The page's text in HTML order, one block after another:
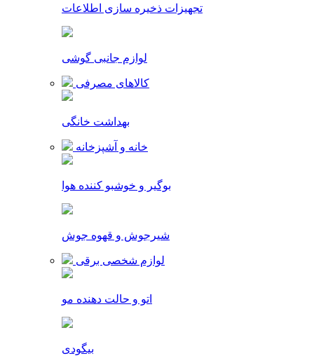
تجهیزات ذخیره سازی اطلاعات
لوازم جانبی گوشی
کالاهای مصرفی
بهداشت خانگی
خانه و آشپزخانه
بوگیر و خوشبو کننده هوا
شیرجوش و قهوه جوش
لوازم شخصی برقی
اتو و حالت دهنده مو
بیگودی